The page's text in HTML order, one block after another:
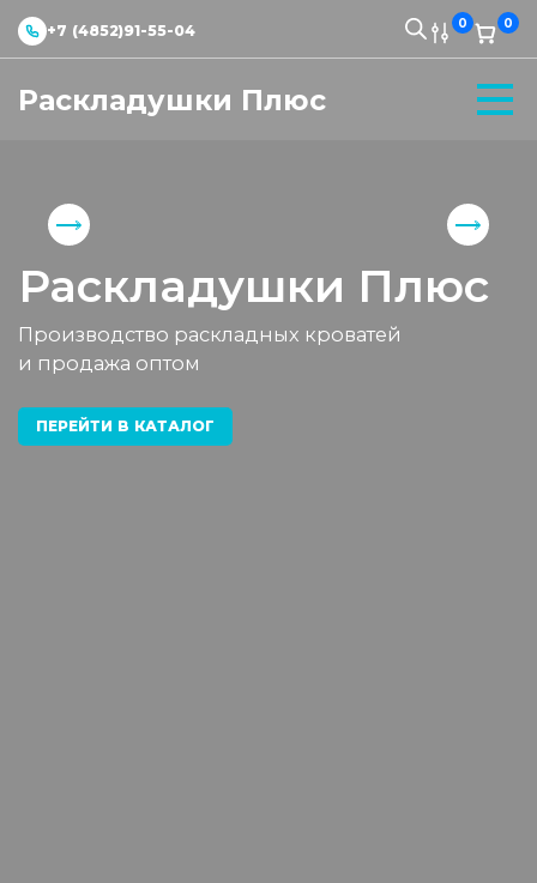
+7 (4852)91-55-04 0 0
Раскладушки Плюс
Раскладушки Плюс
Производство раскладных кроватей
и продажа оптом
ПЕРЕЙТИ В КАТАЛОГ